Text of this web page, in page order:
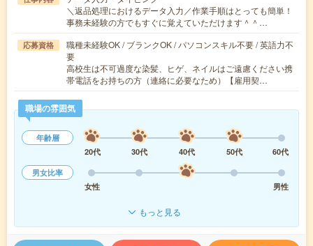
＼返品処理におけるデータ入力／作業手順はとっても簡単！
事務未経験の方でもすぐに覚えていただけます＾＾…
応募資格
職種未経験OK / ブランクOK / パソコンスキル不要 / 英語力不
要
高校生は不可過度な染髪、ヒゲ、ネイルはご遠慮ください携
帯電話をお持ちの方（連絡に必要なため）【雇用契…
職場の雰囲気
年齢層
20代
30代 40代 50代
60代
男女比率
女性
男性
もっと見る